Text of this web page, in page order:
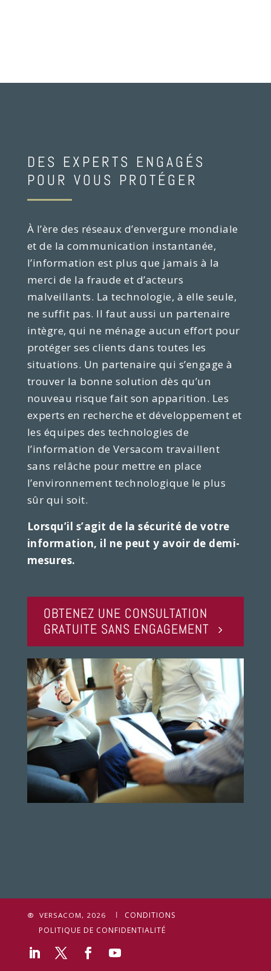
DES EXPERTS ENGAGÉS
POUR VOUS PROTÉGER
À l’ère des réseaux d’envergure mondiale
et de la communication instantanée,
l’information est plus que jamais à la
merci de la fraude et d’acteurs
malveillants. La technologie, à elle seule,
ne suffit pas. Il faut aussi un partenaire
intègre, qui ne ménage aucun effort pour
protéger ses clients dans toutes les
situations. Un partenaire qui s’engage à
trouver la bonne solution dès qu’un
nouveau risque fait son apparition. Les
experts en recherche et développement et
les équipes des technologies de
l’information de Versacom travaillent
sans relâche pour mettre en place
l’environnement technologique le plus
sûr qui soit.
Lorsqu’il s’agit de la sécurité de votre
information, il ne peut y avoir de demi-
mesures.
OBTENEZ UNE CONSULTATION
GRATUITE SANS ENGAGEMENT
® VERSACOM, 2026
CONDITIONS
POLITIQUE DE CONFIDENTIALITÉ